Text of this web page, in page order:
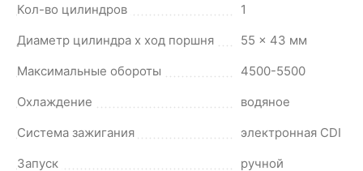
Кол-во цилиндров
1
Диаметр цилиндра х ход поршня
55 × 43 мм
Максимальные обороты
4500-5500
Охлаждение
водяное
Система зажигания
электронная CDI
Запуск
ручной